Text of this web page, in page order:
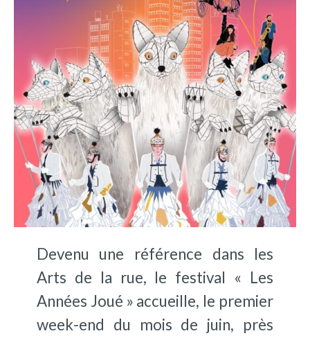
Devenu une référence dans les
Arts de la rue, le festival « Les
Années Joué » accueille, le premier
week-end du mois de juin, près